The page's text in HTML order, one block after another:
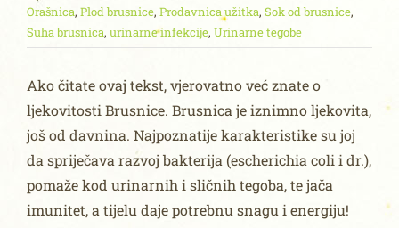
Orašnica, Plod brusnice, Prodavnica užitka, Sok od brusnice,
Suha brusnica, urinarne infekcije, Urinarne tegobe
Ako čitate ovaj tekst, vjerovatno već znate o
ljekovitosti Brusnice. Brusnica je iznimno ljekovita,
još od davnina. Najpoznatije karakteristike su joj
da spriječava razvoj bakterija (escherichia coli i dr.),
pomaže kod urinarnih i sličnih tegoba, te jača
imunitet, a tijelu daje potrebnu snagu i energiju!